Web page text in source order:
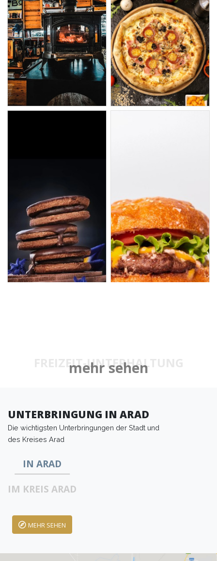
FREIZEIT-UNTERHALTUNG
mehr sehen
UNTERBRINGUNG IN ARAD
Die wichtigsten Unterbringungen der Stadt und
des Kreises Arad
IN ARAD
IM KREIS ARAD
MEHR SEHEN